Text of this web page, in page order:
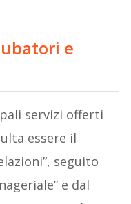
e
servizi offerti
essere il
seguito
e dal